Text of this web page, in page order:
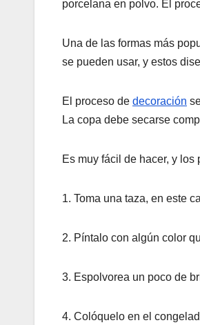
porcelana en polvo. El
Una de las formas más
se pueden usar, y estos
El proceso de decoración
La copa debe secarse
Es muy fácil de hacer, y
1. Toma una taza, en este
2. Píntalo con algún color
3. Espolvorea un poco de
4. Colóquelo en el